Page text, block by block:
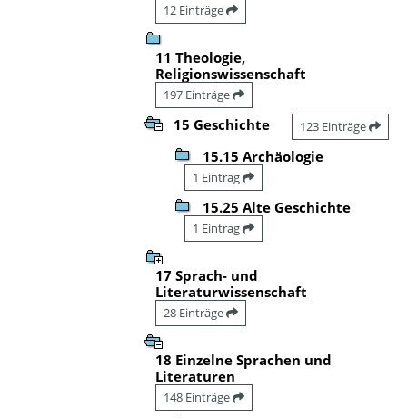
12 Einträge
11 Theologie,
Religionswissenschaft
197 Einträge
15 Geschichte 123 Einträge
15.15 Archäologie
1 Eintrag
15.25 Alte Geschichte
1 Eintrag
17 Sprach- und
Literaturwissenschaft
28 Einträge
18 Einzelne Sprachen und
Literaturen
148 Einträge